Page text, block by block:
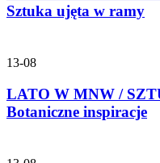
Sztuka ujęta w ramy
13-08
LATO W MNW /
Botaniczne inspiracje